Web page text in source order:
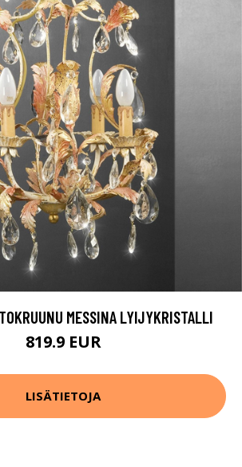
MESSINA LYIJYKRISTALLI
819.9 EUR
LISÄTIETOJA